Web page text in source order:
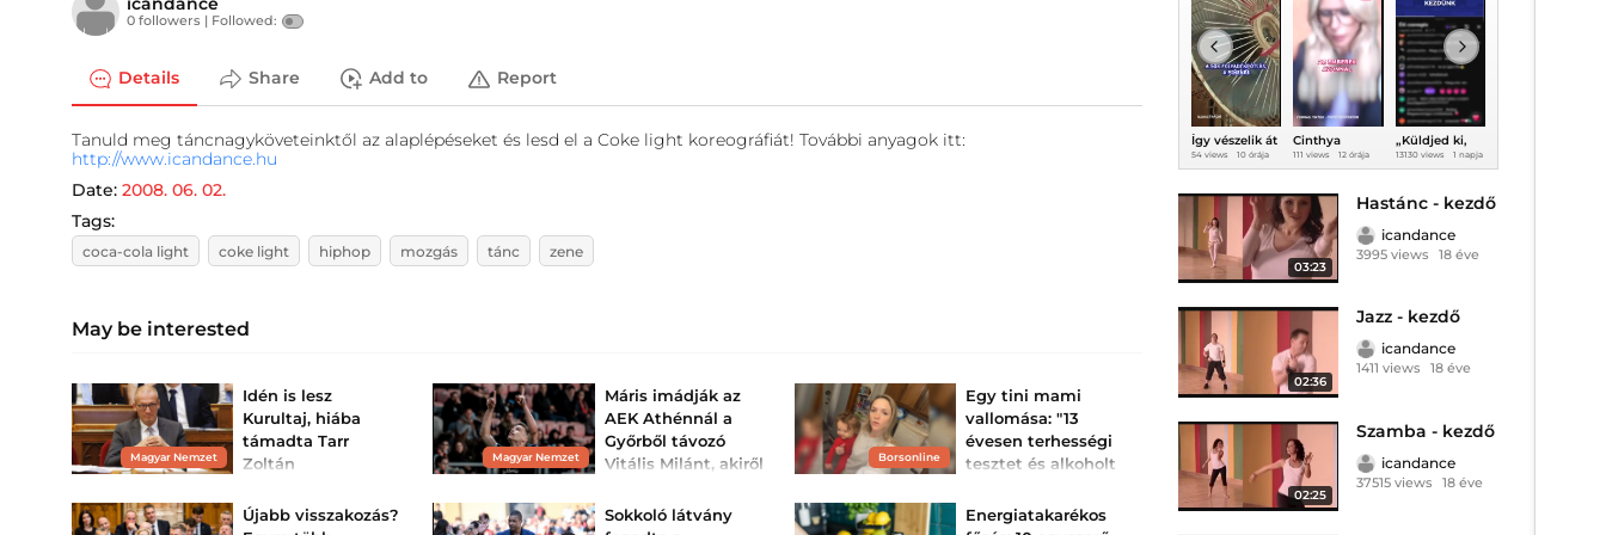
0 followers | Followed:
Details Share Add to Report
Tanuld meg táncnagyköveteinktől az alaplépéseket és lesd el a Coke light koreográfiát! További anyagok itt:
http://www.icandance.hu
Date: 2008. 06. 02.
Tags:
coca-cola light coke light hiphop mozgás tánc zene
May be interested
Magyar Nemzet
Idén is lesz
Kurultaj, hiába
támadta Tarr
Zoltán
hozatalával akarta
bizonyítani, hogy az idei
Magyar Nemzet
Máris imádják az
AEK Athénnál a
Győrből távozó
Vitális Milánt, akiről
közöltek
Borsonline
Egy tini mami
vallomása: "13
évesen terhességi
tesztet és alkoholt
barátnőm anyjától"
Újabb visszakozás?
Sokkoló látvány
Energiatakarékos
Így vészelik át
a fővárosiak a
könyörtelen
54 views 10 órája
Cinthya
Dictatort
baleset érte!
111 views 12 órája
„Küldjed ki,
most
azonnal!” —
maradt
Magyar Péter
mikrofonja
13130 views 1 napja
Tiszában is
03:23
Hastánc - kezdő
icandance
3995 views 18 éve
02:36
Jazz - kezdő
icandance
1411 views 18 éve
02:25
Szamba - kezdő
icandance
37515 views 18 éve